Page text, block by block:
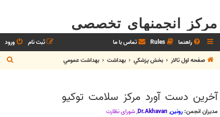
مرکز انجمنهای تخصصی
راهنما Rules تماس با ما ورود
ثبت نام
صفحه اول تالار
بخش پزشکي بهداشت بهداشت عمومي
س
آخرین دست آورد مرکز سلامت توکیو
مدیران انجمن: رونین,
Dr.Akhavan
,شوراي نظارت